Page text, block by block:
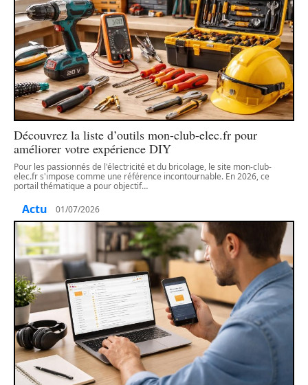
Découvrez la liste d’outils mon-club-elec.fr pour
améliorer votre expérience DIY
Pour les passionnés de l'électricité et du bricolage, le site mon-club-
elec.fr s'impose comme une référence incontournable. En 2026, ce
portail thématique a pour objectif…
Actu 01/07/2026